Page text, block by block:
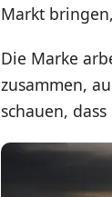
Markt
Die Marke
zusammen,
schauen,